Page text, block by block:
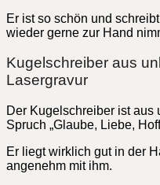
Er ist so schön und
wieder gerne zur Hand
Kugelschreiber aus
Lasergravur
Der Kugelschreiber ist aus
Spruch „Glaube, Liebe,
Er liegt wirklich gut in der
angenehm mit ihm.